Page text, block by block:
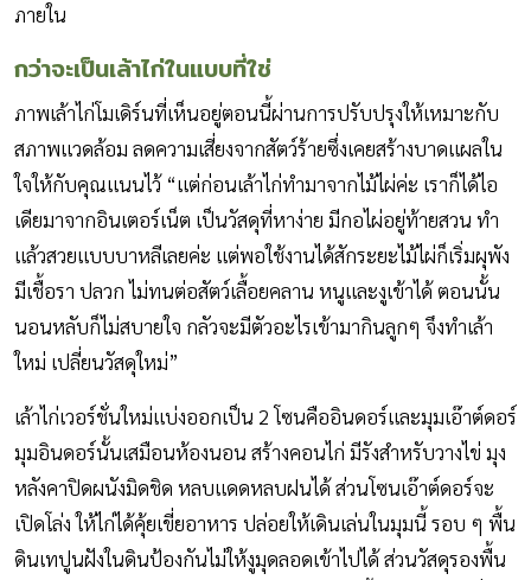
ภายใน
กว่าจะเป็นเล้าไก่ในแบบที่ใช่
ภาพเล้าไก่โมเดิร์นที่เห็นอยู่ตอนนี้ผ่านการปรับปรุงให้เหมาะกับ
สภาพแวดล้อม ลดความเสี่ยงจากสัตว์ร้ายซึ่งเคยสร้างบาดแผลใน
ใจให้กับคุณแนนไว้ “แต่ก่อนเล้าไก่ทำมาจากไม้ไผ่ค่ะ เราก็ได้ไอ
เดียมาจากอินเตอร์เน็ต เป็นวัสดุที่หาง่าย มีกอไผ่อยู่ท้ายสวน ทำ
แล้วสวยแบบบาหลีเลยค่ะ แต่พอใช้งานได้สักระยะไม้ไผ่ก็เริ่มผุพัง
มีเชื้อรา ปลวก ไม่ทนต่อสัตว์เลื้อยคลาน หนูและงูเข้าได้ ตอนนั้น
นอนหลับก็ไม่สบายใจ กลัวจะมีตัวอะไรเข้ามากินลูกๆ จึงทำเล้า
ใหม่ เปลี่ยนวัสดุใหม่”
เล้าไก่เวอร์ชั่นใหม่แบ่งออกเป็น 2 โซนคืออินดอร์และมุมเอ๊าต์ดอร์
มุมอินดอร์นั้นเสมือนห้องนอน สร้างคอนไก่ มีรังสำหรับวางไข่ มุง
หลังคาปิดผนังมิดชิด หลบแดดหลบฝนได้ ส่วนโซนเอ๊าต์ดอร์จะ
เปิดโล่ง ให้ไก่ได้คุ้ยเขี่ยอาหาร ปล่อยให้เดินเล่นในมุมนี้ รอบ ๆ พื้น
ดินเทปูนฝังในดินป้องกันไม่ให้งูมุดลอดเข้าไปได้ ส่วนวัสดุรองพื้น